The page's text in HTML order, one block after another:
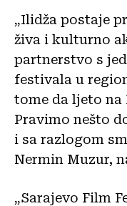
„Ilidža postaje
živa i kulturno
partnerstvo s
festivala u
tome da ljeto na
Pravimo nešto
i sa razlogom
Nermin Muzur,
„Sarajevo Film